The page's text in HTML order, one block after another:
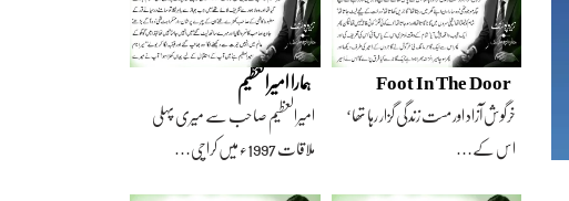
Foot In The Door
خرگوش آزاد اور مست زندگی گزار رہا تھا‘
اس کے…
ہمارا امیرالعظیم
امیرالعظیم صاحب سے میری پہلی
ملاقات 1997ء میں کراچی…